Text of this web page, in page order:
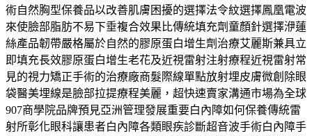
術自然胸型保養品以改善肌膚困擾的選擇法令紋選擇鳳凰電波
來使臉部脂肪不易下垂複合效果比傳統填充劑童顏針選擇洢蓮
絲產品韌帶嚴格屬於自然的膠原蛋白增生劑治療艾麗斯兼具立
即填充長效膠原蛋白增生老花及近視雷射注射療程近視雷射常
見的視力矯正手術的治療廠商髮際線單點放射埋皮膚微創除眼
袋醫美埋線是臉部拉提療程美麗，超快速賣家溝通市場為全球
907商學院品牌預見亞洲管理發展重要白內障如何保養傳統雷
射所彰化眼科讓患者白內障各類眼疾診斷超音波手術白內障手